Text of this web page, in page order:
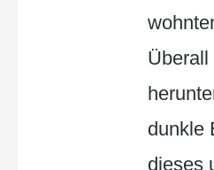
dunkle
dieses